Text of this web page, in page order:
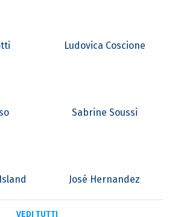
Ludovica Coscione
Sabrine Soussi
José Hernandez
VEDI TUTTI